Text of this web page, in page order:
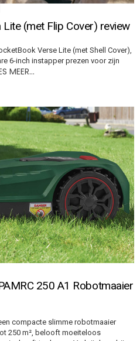
(met Flip Cover) review
Verse Lite (met Shell Cover),
6-inch instapper prezen voor zijn
MEER…
250 A1 Robotmaaier
compacte slimme robotmaaier
250 m², belooft moeiteloos